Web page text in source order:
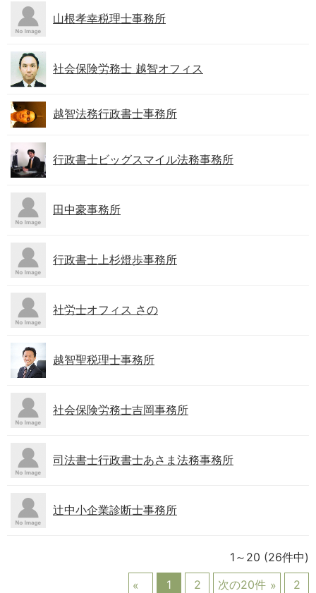
山根孝幸税理士事務所
社会保険労務士 越智オフィス
越智法務行政書士事務所
行政書士ビッグスマイル法務事務所
田中豪事務所
行政書士上杉燈歩事務所
社労士オフィス さの
越智聖税理士事務所
社会保険労務士吉岡事務所
司法書士行政書士あさま法務事務所
辻中小企業診断士事務所
1～20 (26件中)
1
2 次の20件 2